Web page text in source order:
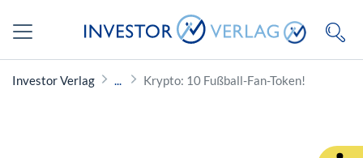
Investor Verlag Krypto: 10 Fußball-Fan-Token!